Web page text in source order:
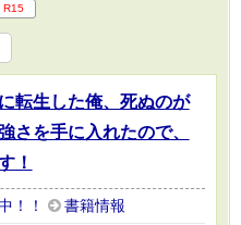
R15
転生した俺、死ぬのが
さを手に入れたので、
！
！！ 書籍情報